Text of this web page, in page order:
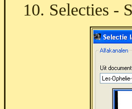
10. Selecties -